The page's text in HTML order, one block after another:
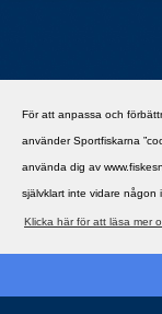
För att anpassa och
använder Sportfiskarna
använda dig av
självklart inte vidare någon
Klicka här för att läsa mer